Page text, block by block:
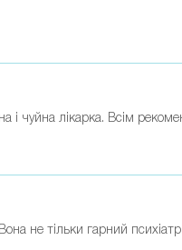
чуйна лікарка. Всім
не тільки гарний